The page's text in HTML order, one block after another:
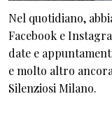
Nel quotidiano,
Facebook e
date e
e molto altro
Silenziosi Milano.